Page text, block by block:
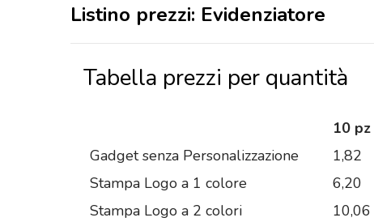
Listino prezzi: Evidenziatore
Tabella prezzi per quantità
10 pz
Gadget senza Personalizzazione
1,82
Stampa Logo a 1 colore
6,20
Stampa Logo a 2 colori
10,06